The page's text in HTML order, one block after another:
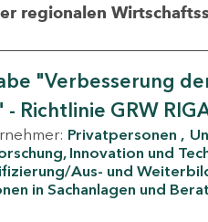
regionalen
"Verbesserung
Richtlinie GRW
Privatpersonen
Innovation und
Aus- und
in Sachanlagen und